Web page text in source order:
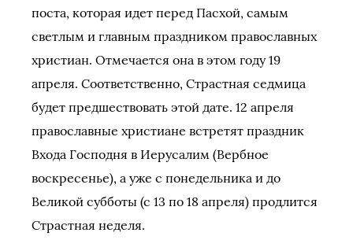
поста, которая идет перед Пасхой, самым
светлым и главным праздником православных
христиан. Отмечается она в этом году 19
апреля. Соответственно, Страстная седмица
будет предшествовать этой дате. 12 апреля
православные христиане встретят праздник
Входа Господня в Иерусалим (Вербное
воскресенье), а уже с понедельника и до
Великой субботы (с 13 по 18 апреля) продлится
Страстная неделя.